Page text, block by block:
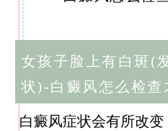
女孩子脸上有白斑(
状)-白癜风怎么检查
白癜风症状会有所改